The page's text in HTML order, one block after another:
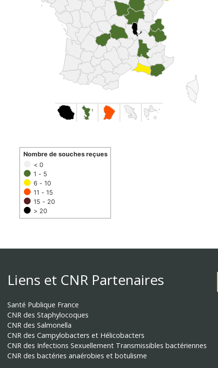
< 0
1 - 5
6 - 10
11 - 15
15 - 20
> 20
Nombre de souches reçues
Liens et CNR Partenaires
Santé Publique France
CNR des Staphylocoques
CNR des Salmonella
CNR des Campylobacters et Hélicobacters
CNR des Infections Sexuellement Transmissibles bactériennes
CNR des bactéries anaérobies et botulisme